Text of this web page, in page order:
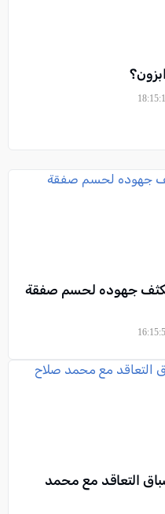
يكثف جهوده لحسم صفقة
التعاقد مع محمد